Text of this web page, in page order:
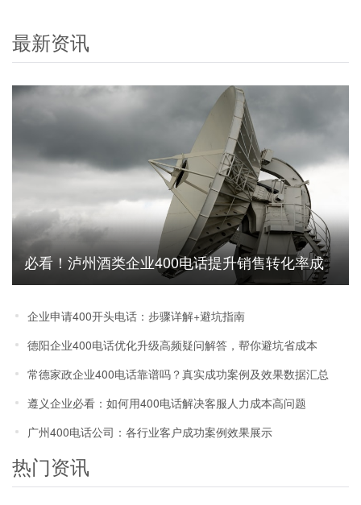
最新资讯
必看！泸州酒类企业400电话提升销售转化率成
功案例
企业申请400开头电话：步骤详解+避坑指南
德阳企业400电话优化升级高频疑问解答，帮你避坑省成本
常德家政企业400电话靠谱吗？真实成功案例及效果数据汇总
遵义企业必看：如何用400电话解决客服人力成本高问题
广州400电话公司：各行业客户成功案例效果展示
热门资讯